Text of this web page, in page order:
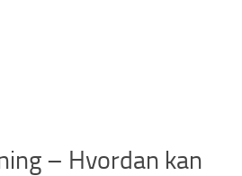
– Hvordan kan